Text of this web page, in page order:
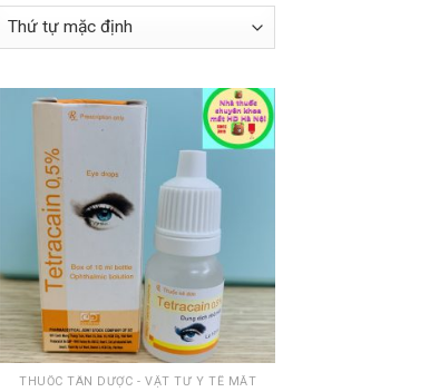
THUỐC TÂN DƯỢC - VẬT TƯ Y TẾ MẮT